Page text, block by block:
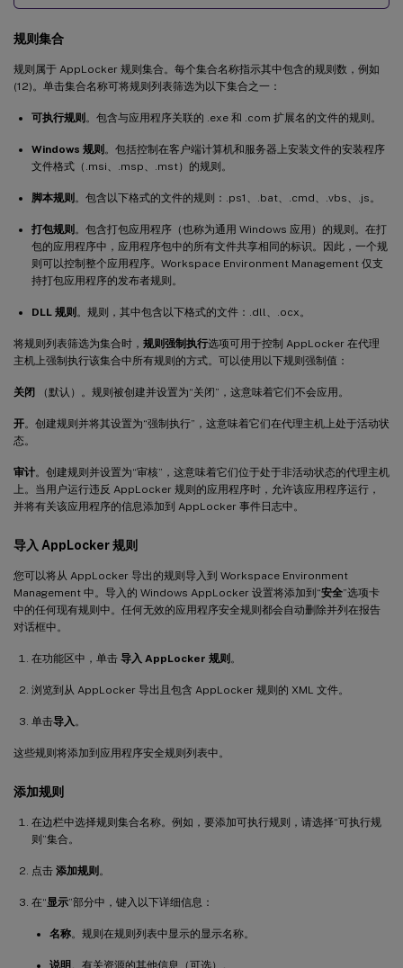
规则集合
规则属于 AppLocker 规则集合。每个集合名称指示其中包含的规则数，例如
(12)。单击集合名称可将规则列表筛选为以下集合之一：
可执行规则 。包含与应用程序关联的 .exe 和 .com 扩展名的文件的规则。
Windows 规则 。包括控制在客户端计算机和服务器上安装文件的安装程序
文件格式（.msi、.msp、.mst）的规则。
脚本规则 。包含以下格式的文件的规则：.ps1、.bat、.cmd、.vbs、.js。
打包规则 。包含打包应用程序（也称为通用 Windows 应用）的规则。在打
包的应用程序中，应用程序包中的所有文件共享相同的标识。因此，一个规
则可以控制整个应用程序。Workspace Environment Management 仅支
持打包应用程序的发布者规则。
DLL 规则 。规则，其中包含以下格式的文件：.dll、.ocx。
将规则列表筛选为集合时， 规则强制执行选项可用于控制 AppLocker 在代理
主机上强制执行该集合中所有规则的方式。可以使用以下规则强制值：
关闭 （默认）。规则被创建并设置为“关闭”，这意味着它们不会应用。
开。创建规则并将其设置为“强制执行”，这意味着它们在代理主机上处于活动状
态。
审计。创建规则并设置为“审核”，这意味着它们位于处于非活动状态的代理主机
上。当用户运行违反 AppLocker 规则的应用程序时，允许该应用程序运行，
并将有关该应用程序的信息添加到 AppLocker 事件日志中。
导入 AppLocker 规则
您可以将从 AppLocker 导出的规则导入到 Workspace Environment
Management 中。导入的 Windows AppLocker 设置将添加到“安全”选项卡
中的任何现有规则中。任何无效的应用程序安全规则都会自动删除并列在报告
对话框中。
在功能区中，单击 导入 AppLocker 规则 。
浏览到从 AppLocker 导出且包含 AppLocker 规则的 XML 文件。
单击导入 。
这些规则将添加到应用程序安全规则列表中。
添加规则
在边栏中选择规则集合名称。例如，要添加可执行规则，请选择“可执行规
则”集合。
点击 添加规则 。
在“显示”部分中，键入以下详细信息：
名称。规则在规则列表中显示的显示名称。
说明 。有关资源的其他信息（可选）。